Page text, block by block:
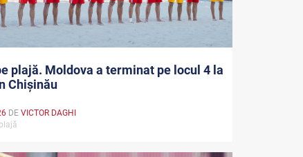
plajă. Moldova a terminat pe locul 4 la
Chișinău
DEVICTOR DAGHI